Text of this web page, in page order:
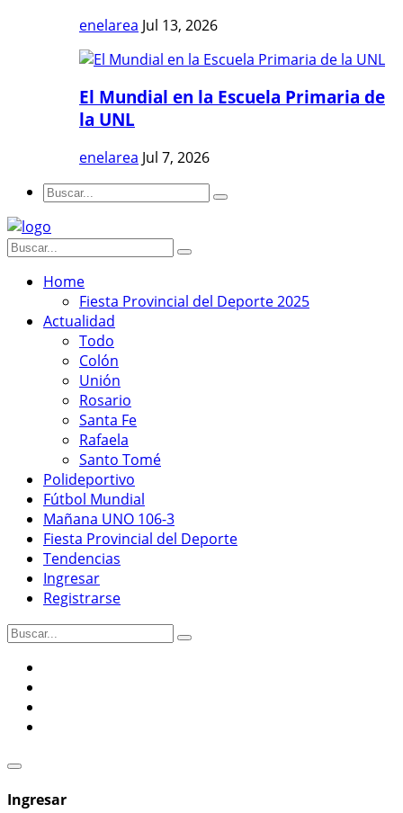
enelarea Jul 13, 2026
El Mundial en la Escuela Primaria de
la UNL
enelarea Jul 7, 2026
Home
Fiesta Provincial del Deporte 2025
Actualidad
Todo
Colón
Unión
Rosario
Santa Fe
Rafaela
Santo Tomé
Polideportivo
Fútbol Mundial
Mañana UNO 106-3
Fiesta Provincial del Deporte
Tendencias
Ingresar
Registrarse
Ingresar